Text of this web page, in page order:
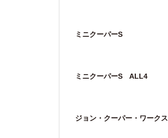
ミニクーパーS
ミニクーパーS ALL4
ジョン・クーパー・ワークス